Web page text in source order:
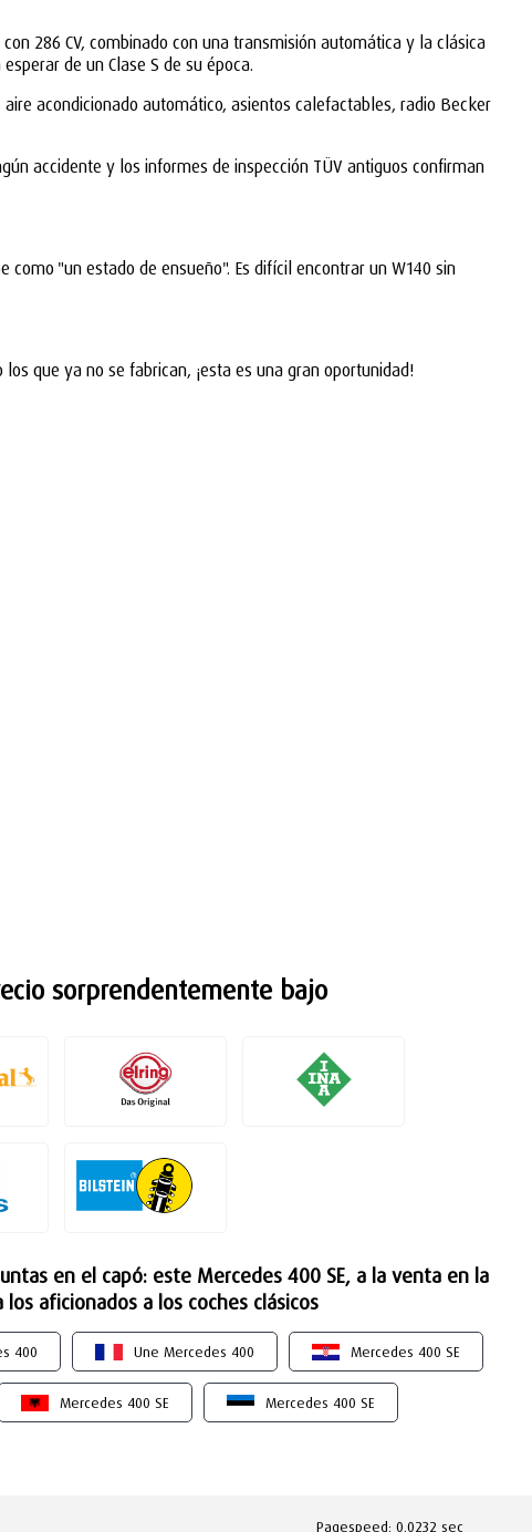
286 CV, combinado con una transmisión automática y la clásica
de un Clase S de su época.
acondicionado automático, asientos calefactables, radio Becker
accidente y los informes de inspección TÜV antiguos confirman
"un estado de ensueño". Es difícil encontrar un W140 sin
que ya no se fabrican, ¡esta es una gran oportunidad!
sorprendentemente bajo
en el capó: este Mercedes 400 SE, a la venta en la
aficionados a los coches clásicos
400 Une Mercedes 400 Mercedes 400 SE
Mercedes 400 SE Mercedes 400 SE
Pagespeed: 0.0232 sec